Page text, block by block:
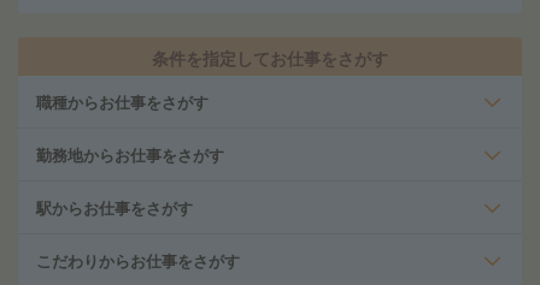
条件を指定してお仕事をさがす
職種からお仕事をさがす
勤務地からお仕事をさがす
駅からお仕事をさがす
こだわりからお仕事をさがす